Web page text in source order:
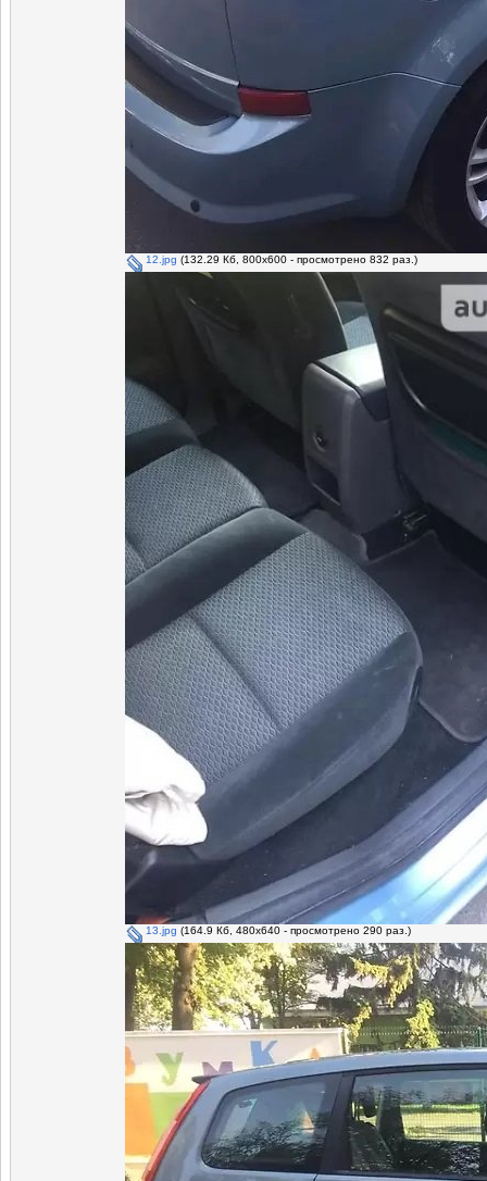
12.jpg (132.29 Кб, 800x600 - просмотрено 832 раз.)
13.jpg (164.9 Кб, 480x640 - просмотрено 290 раз.)